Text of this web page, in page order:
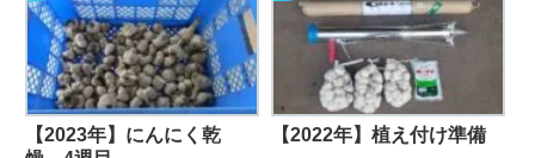
【2023年】にんにく乾
【2022年】植え付け準備